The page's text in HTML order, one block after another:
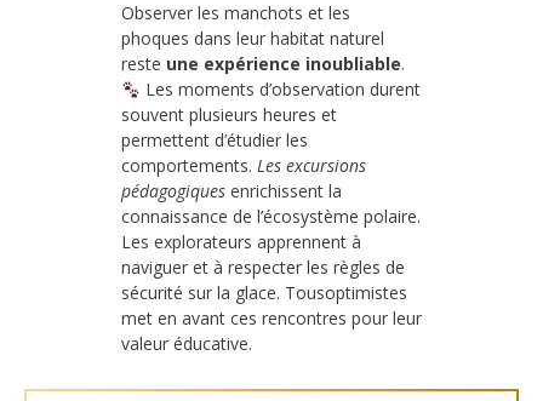
Observer les manchots et les
phoques dans leur habitat naturel
reste une expérience inoubliable.
Les moments d’observation durent
souvent plusieurs heures et
permettent d’étudier les
comportements. Les excursions
pédagogiques enrichissent la
connaissance de l’écosystème polaire.
Les explorateurs apprennent à
naviguer et à respecter les règles de
sécurité sur la glace. Tousoptimistes
met en avant ces rencontres pour leur
valeur éducative.